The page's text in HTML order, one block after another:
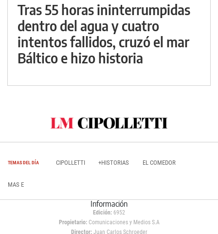
Tras 55 horas ininterrumpidas
dentro del agua y cuatro
intentos fallidos, cruzó el mar
Báltico e hizo historia
TEMAS DEL DÍA CIPOLLETTI +HISTORIAS EL COMEDOR
MAS E
Información
Edición: 6952
Propietario:Comunicaciones y Medios S.A
Director: Juan Carlos Schroeder